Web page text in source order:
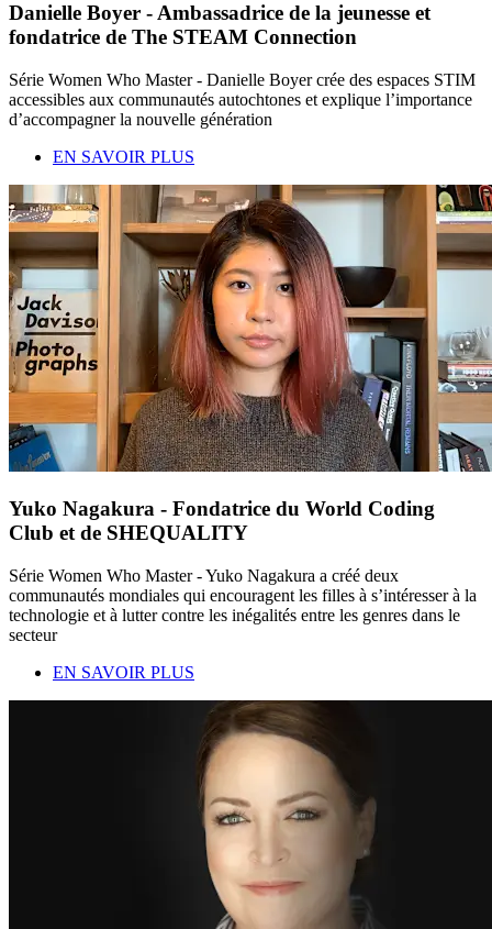
Danielle Boyer - Ambassadrice de la jeunesse et
fondatrice de The STEAM Connection
Série Women Who Master - Danielle Boyer crée des espaces STIM
accessibles aux communautés autochtones et explique l’importance
d’accompagner la nouvelle génération
EN SAVOIR PLUS
Yuko Nagakura - Fondatrice du World Coding
Club et de SHEQUALITY
Série Women Who Master - Yuko Nagakura a créé deux
communautés mondiales qui encouragent les filles à s’intéresser à la
technologie et à lutter contre les inégalités entre les genres dans le
secteur
EN SAVOIR PLUS